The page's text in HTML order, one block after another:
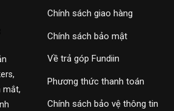
mắt,
Chính sách giao hàng
Chính sách bảo mật
Về trả góp Fundiin
Phương thức thanh toán
Chính sách bảo vệ thông tin